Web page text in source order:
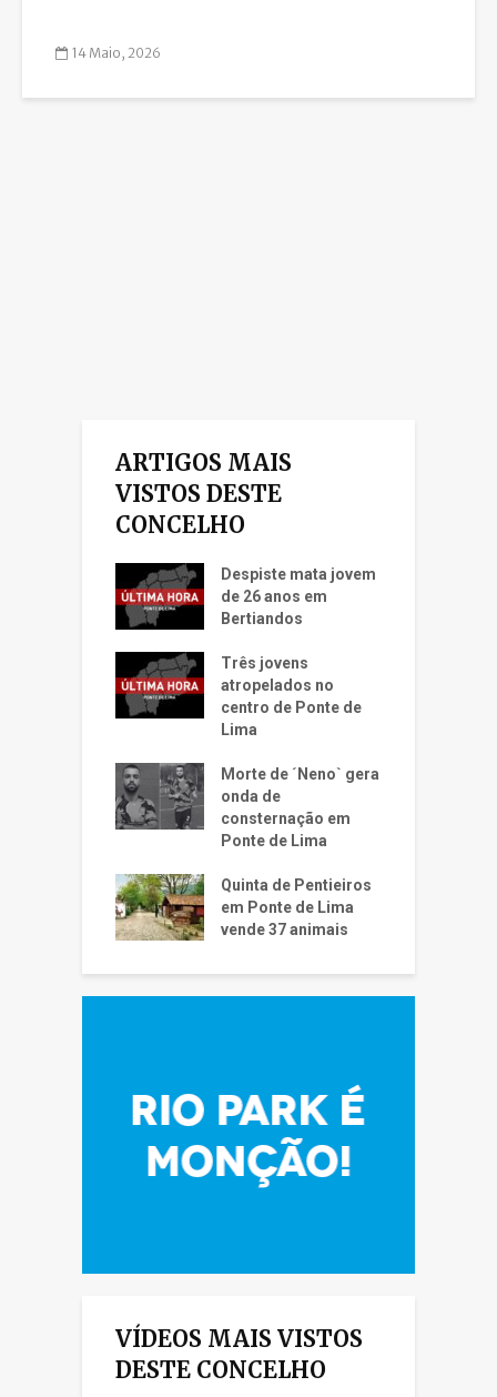
14 Maio, 2026
ARTIGOS MAIS
VISTOS DESTE
CONCELHO
Despiste mata jovem
de 26 anos em
Bertiandos
Três jovens
atropelados no
centro de Ponte de
Lima
Morte de ´Neno` gera
onda de
consternação em
Ponte de Lima
Quinta de Pentieiros
em Ponte de Lima
vende 37 animais
VÍDEOS MAIS VISTOS
DESTE CONCELHO